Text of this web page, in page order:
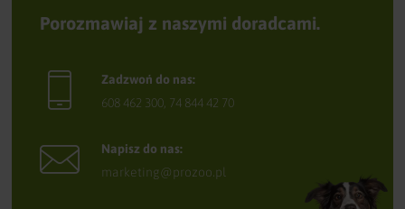
Porozmawiaj z naszymi doradcami.
Zadzwoń do nas:
608 462 300 74 844 42 70
Napisz do nas:
marketing@prozoo.pl